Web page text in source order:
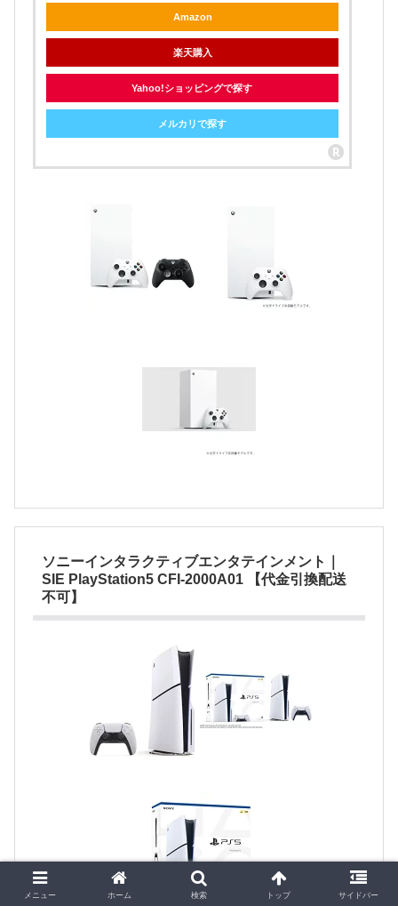
Amazon
楽天購入
Yahoo!ショッピングで探す
メルカリで探す
ソニーインタラクティブエンタテインメント｜
SIE PlayStation5 CFI-2000A01 【代金引換配送
不可】
メニュー ホーム 検索 トップ サイドバー